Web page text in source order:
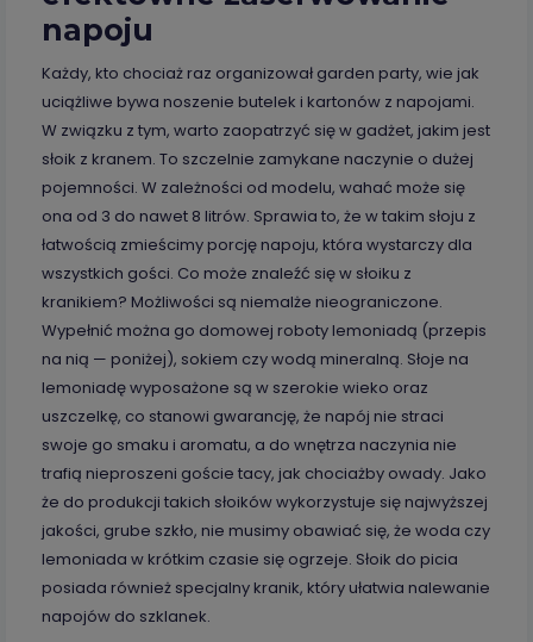
napoju
Każdy, kto chociaż raz organizował garden party, wie jak
uciążliwe bywa noszenie butelek i kartonów z napojami.
W związku z tym, warto zaopatrzyć się w gadżet, jakim jest
słoik z kranem. To szczelnie zamykane naczynie o dużej
pojemności. W zależności od modelu, wahać może się
ona od 3 do nawet 8 litrów. Sprawia to, że w takim słoju z
łatwością zmieścimy porcję napoju, która wystarczy dla
wszystkich gości. Co może znaleźć się w słoiku z
kranikiem? Możliwości są niemalże nieograniczone.
Wypełnić można go domowej roboty lemoniadą (przepis
na nią — poniżej), sokiem czy wodą mineralną. Słoje na
lemoniadę wyposażone są w szerokie wieko oraz
uszczelkę, co stanowi gwarancję, że napój nie straci
swoje go smaku i aromatu, a do wnętrza naczynia nie
trafią nieproszeni goście tacy, jak chociażby owady. Jako
że do produkcji takich słoików wykorzystuje się najwyższej
jakości, grube szkło, nie musimy obawiać się, że woda czy
lemoniada w krótkim czasie się ogrzeje. Słoik do picia
posiada również specjalny kranik, który ułatwia nalewanie
napojów do szklanek.